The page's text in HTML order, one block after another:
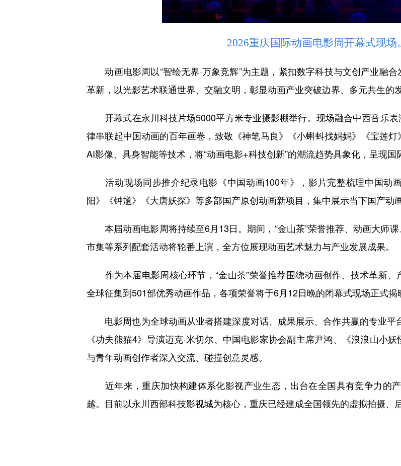
2026重庆国际动画电影周开幕式现场
动画电影周以“智绘无界·万象竞辉”为主题，紧扣数字科技与文创产业融
革新，以光影艺术联通世界、交融文明，彰显动画产业突破边界、多元共生的
开幕式在永川科技片场5000平方米专业摄影棚举行。现场融合中西音乐表
律串联起中国动画的百年画卷，致敬《神笔马良》《小蝌蚪找妈妈》《宝莲灯
AI影像、具身智能等技术，将“动画电影+科技创新”的潮流趋势具象化，呈现国
活动现场同步推介纪录电影《中国动画100年》，影片完整梳理中国动
阳》《钟馗》《大唐妖探》等多部国产原创动画新项目，集中展示当下国产动
本届动画电影周将持续至6月13日。期间，“金山茶”荣誉推荐、动画大师
市集等系列配套活动将轮番上演，全方位展现动画艺术魅力与产业发展成果。
作为本届电影周核心环节，“金山茶”荣誉推荐围绕动画创作、技术革新、
全球征集到501部优秀动画作品，各项荣誉将于6月12日晚的闭幕式现场正式揭
电影周也为全球动画从业者搭建深度对话、成果展示、合作共赢的专业平
《功夫熊猫4》导演迈克·米切尔、中国电影家协会副主席尹鸿、《浪浪山小
与青年动画创作者深入交流、碰撞创意灵感。
近年来，重庆加快构建体系化影视产业生态，出台在全国具有竞争力的产
越。目前以永川西部科技影视城为核心，重庆已经建成全国领先的虚拟拍摄、